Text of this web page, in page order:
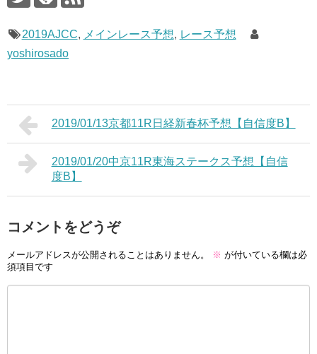
2019AJCC, メインレース予想, レース予想
yoshirosado
2019/01/13京都11R日経新春杯予想【自信度B】
2019/01/20中京11R東海ステークス予想【自信
度B】
コメントをどうぞ
メールアドレスが公開されることはありません。 ※ が付いている欄は必
須項目です